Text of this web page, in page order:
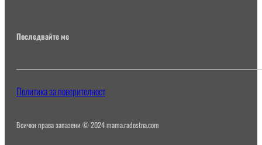
Последвайте ме
Всички права запазени © 2024 mama.radostna.com
Политика за поверителност